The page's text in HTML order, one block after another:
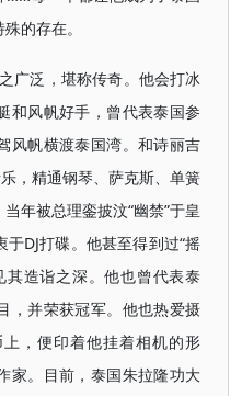
的存在。
广泛，堪称传奇。他会打冰
和风帆好手，曾代表泰国参
风帆横渡泰国湾。和诗丽吉
，精通钢琴、萨克斯、单簧
年被总理銮披汶“幽禁”于皇
DJ打碟。他甚至得到过“摇
其造诣之深。他也曾代表泰
，并荣获冠军。他也热爱摄
，便印着他挂着相机的形
家。目前，泰国朱拉隆功大